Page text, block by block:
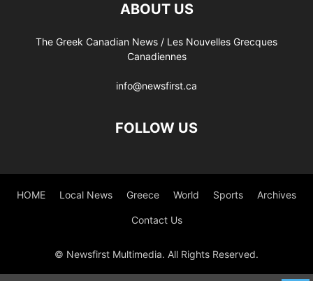
ABOUT US
The Greek Canadian News / Les Nouvelles Grecques
Canadiennes
info@newsfirst.ca
FOLLOW US
HOME Local News Greece World Sports Archives
Contact Us
© Newsfirst Multimedia. All Rights Reserved.